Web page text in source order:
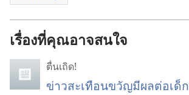
เรื่องที่คุณอาจสนใจ
ตื่นเถิด!
ข่าวสะเทือนขวัญมีผลต่อเด็ก